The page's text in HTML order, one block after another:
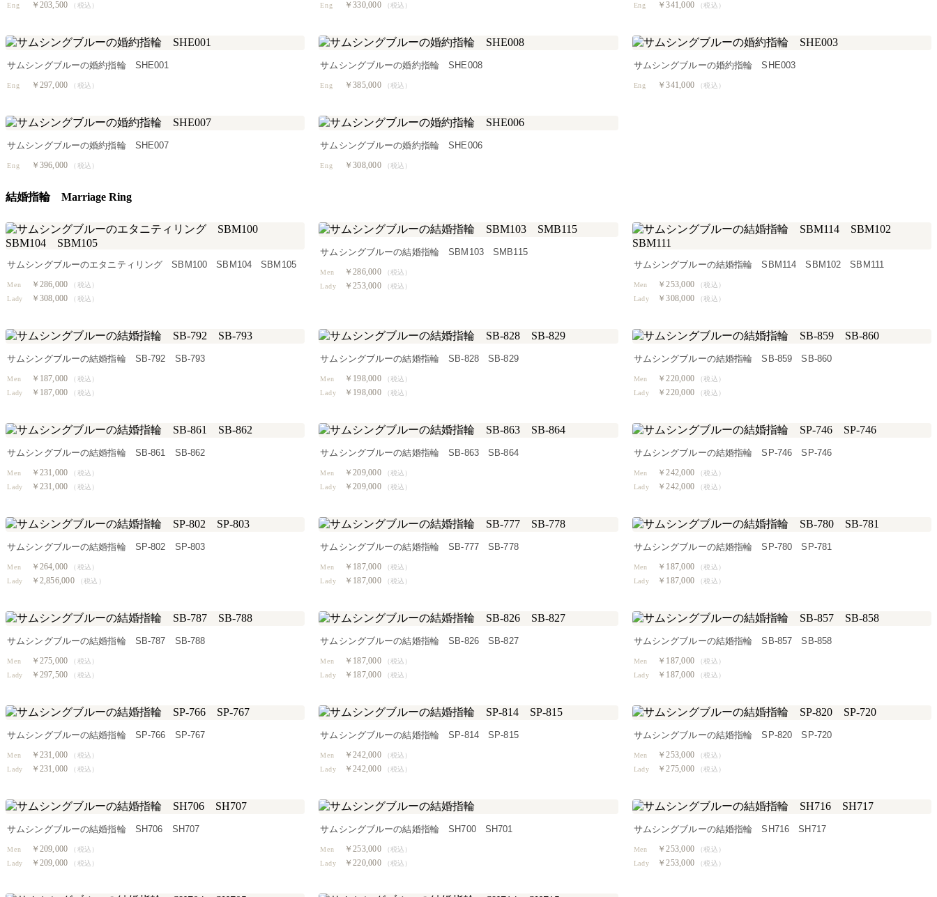
Eng ￥203,500 （税込） Eng ￥330,000 （税込） Eng ￥341,000 （税込）
サムシングブルーの婚約指輪 SHE001
Eng ￥297,000 （税込）
サムシングブルーの婚約指輪 SHE008
Eng ￥385,000 （税込）
サムシングブルーの婚約指輪 SHE003
Eng ￥341,000 （税込）
サムシングブルーの婚約指輪 SHE007
Eng ￥396,000 （税込）
サムシングブルーの婚約指輪 SHE006
Eng ￥308,000 （税込）
結婚指輪 Marriage Ring
サムシングブルーのエタニティリング SBM100 SBM104 SBM105
Men ￥286,000
（税込）
Lady
￥308,000 （税込）
サムシングブルーの結婚指輪 SBM103 SMB115
Men ￥286,000
（税込）
Lady
￥253,000 （税込）
サムシングブルーの結婚指輪 SBM114 SBM102 SBM111
Men ￥253,000
（税込）
Lady
￥308,000 （税込）
サムシングブルーの結婚指輪 SB-792 SB-793
Men ￥187,000
（税込）
Lady
￥187,000 （税込）
サムシングブルーの結婚指輪 SB-828 SB-829
Men ￥198,000
（税込）
Lady
￥198,000 （税込）
サムシングブルーの結婚指輪 SB-859 SB-860
Men ￥220,000
（税込）
Lady
￥220,000 （税込）
サムシングブルーの結婚指輪 SB-861 SB-862
Men ￥231,000
（税込）
Lady
￥231,000 （税込）
サムシングブルーの結婚指輪 SB-863 SB-864
Men ￥209,000
（税込）
Lady
￥209,000 （税込）
サムシングブルーの結婚指輪 SP-746 SP-746
Men ￥242,000
（税込）
Lady
￥242,000 （税込）
サムシングブルーの結婚指輪 SP-802 SP-803
Men ￥264,000
（税込）
Lady
￥2,856,000 （税込）
サムシングブルーの結婚指輪 SB-777 SB-778
Men ￥187,000
（税込）
Lady
￥187,000 （税込）
サムシングブルーの結婚指輪 SP-780 SP-781
Men ￥187,000
（税込）
Lady
￥187,000 （税込）
サムシングブルーの結婚指輪 SB-787 SB-788
Men ￥275,000
（税込）
Lady
￥297,500 （税込）
サムシングブルーの結婚指輪 SB-826 SB-827
Men ￥187,000
（税込）
Lady
￥187,000 （税込）
サムシングブルーの結婚指輪 SB-857 SB-858
Men ￥187,000
（税込）
Lady
￥187,000 （税込）
サムシングブルーの結婚指輪 SP-766 SP-767
Men ￥231,000
（税込）
Lady
￥231,000 （税込）
サムシングブルーの結婚指輪 SP-814 SP-815
Men ￥242,000
（税込）
Lady
￥242,000 （税込）
サムシングブルーの結婚指輪 SP-820 SP-720
Men ￥253,000
（税込）
Lady
￥275,000 （税込）
サムシングブルーの結婚指輪 SH706 SH707
Men ￥209,000
（税込）
Lady
￥209,000 （税込）
サムシングブルーの結婚指輪 SH700 SH701
Men ￥253,000
（税込）
Lady
￥220,000 （税込）
サムシングブルーの結婚指輪 SH716 SH717
Men ￥253,000
（税込）
Lady
￥253,000 （税込）